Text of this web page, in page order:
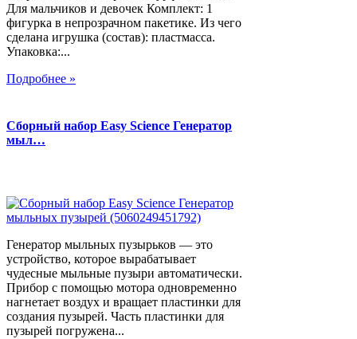
Для мальчиков и девочек Комплект: 1
фигурка в непрозрачном пакетике. Из чего
сделана игрушка (состав): пластмасса.
Упаковка:...
Подробнее »
Сборный набор Easy Science Генератор
мыл…
Генератор мыльных пузырьков — это
устройство, которое вырабатывает
чудесные мыльные пузыри автоматически.
Прибор с помощью мотора одновременно
нагнетает воздух и вращает пластинки для
создания пузырей. Часть пластинки для
пузырей погружена...